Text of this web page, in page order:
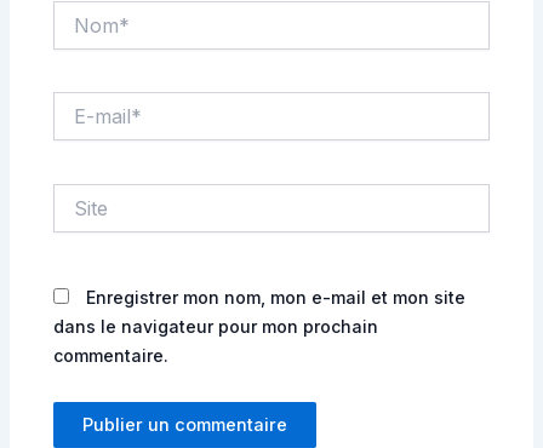
mail*
Enregistrer mon nom, mon e-mail et mon site
dans le navigateur pour mon prochain
commentaire.